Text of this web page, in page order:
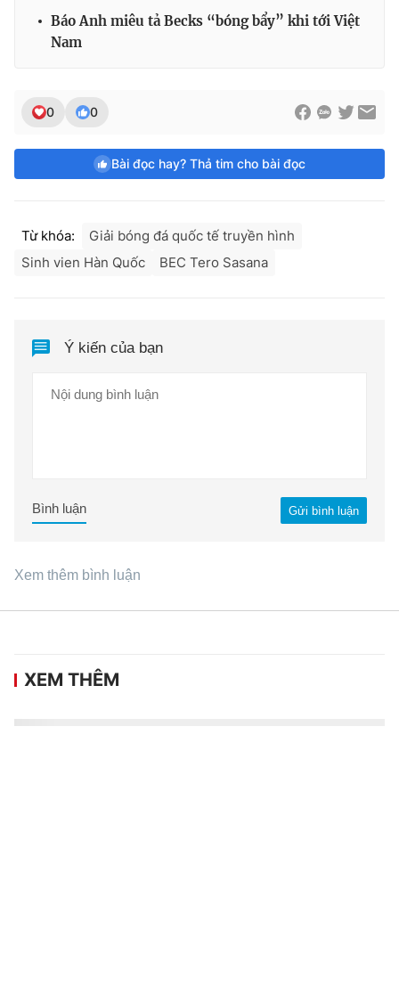
Báo Anh miêu tả Becks “bóng bẩy” khi tới Việt
Nam
0 0
Bài đọc hay? Thả tim cho bài đọc
Từ khóa:
Giải bóng đá quốc tế truyền hình
Sinh vien Hàn Quốc
BEC Tero Sasana
Ý kiến của bạn
Gửi bình luận
Bình luận
Xem thêm bình luận
XEM THÊM